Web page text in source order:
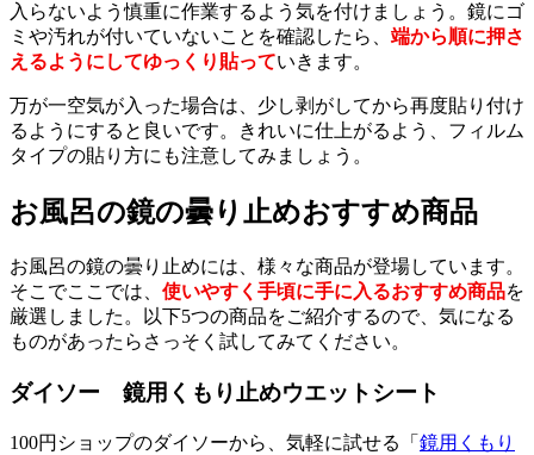
入らないよう慎重に作業するよう気を付けましょう。鏡にゴ
ミや汚れが付いていないことを確認したら、 端から順に押さ
えるようにしてゆっくり貼っていきます。
万が一空気が入った場合は、少し剥がしてから再度貼り付け
るようにすると良いです。きれいに仕上がるよう、フィルム
タイプの貼り方にも注意してみましょう。
お風呂の鏡の曇り止めおすすめ商品
お風呂の鏡の曇り止めには、様々な商品が登場しています。
そこでここでは、 使いやすく手頃に手に入るおすすめ商品を
厳選しました。以下5つの商品をご紹介するので、気になる
ものがあったらさっそく試してみてください。
ダイソー 鏡用くもり止めウエットシート
100円ショップのダイソーから、気軽に試せる「 鏡用くもり